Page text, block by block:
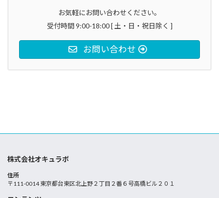
お気軽にお問い合わせください。
受付時間 9:00-18:00 [ 土・日・祝日除く ]
お問い合わせ
株式会社オキュラボ
住所
〒111-0014 東京都台東区北上野２丁目２番６号高橋ビル２０１